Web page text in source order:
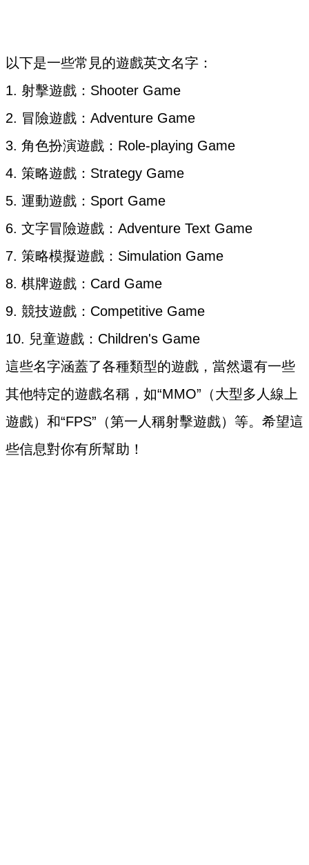
以下是一些常見的遊戲英文名字：
1. 射擊遊戲：Shooter Game
2. 冒險遊戲：Adventure Game
3. 角色扮演遊戲：Role-playing Game
4. 策略遊戲：Strategy Game
5. 運動遊戲：Sport Game
6. 文字冒險遊戲：Adventure Text Game
7. 策略模擬遊戲：Simulation Game
8. 棋牌遊戲：Card Game
9. 競技遊戲：Competitive Game
10. 兒童遊戲：Children's Game
這些名字涵蓋了各種類型的遊戲，當然還有一些
其他特定的遊戲名稱，如“MMO”（大型多人線上
遊戲）和“FPS”（第一人稱射擊遊戲）等。希望這
些信息對你有所幫助！